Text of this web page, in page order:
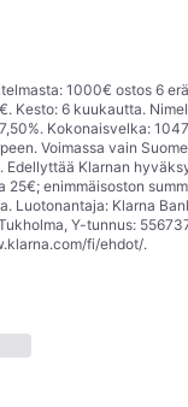
1000€ ostos 6
Kesto: 6 kuukautta.
Kokonaisvelka:
Voimassa vain
Klarnan
25€; enimmäisoston
Luotonantaja: Klarna
Y-tunnus:
fi/ehdot/.